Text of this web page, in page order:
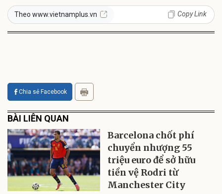
Theo www.vietnamplus.vn Copy Link
Chia sẻ Facebook
BÀI LIÊN QUAN
Barcelona chốt phí
chuyển nhượng 55
triệu euro để sở hữu
tiền vệ Rodri từ
Manchester City